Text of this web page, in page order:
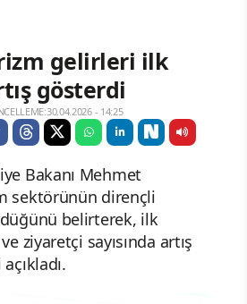
gelirleri ilk
gösterdi
- 14:25
Bakanı Mehmet
sektörünün dirençli
belirterek, ilk
ziyaretçi sayısında artış